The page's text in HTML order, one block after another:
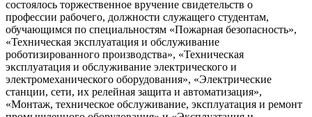
состоялось торжественное вручение свидетельств о
профессии рабочего, должности служащего студентам,
обучающимся по специальностям «Пожарная безопасность»,
«Техническая эксплуатация и обслуживание
роботизированного производства», «Техническая
эксплуатация и обслуживание электрического и
электромеханического оборудования», «Электрические
станции, сети, их релейная защита и автоматизация»,
«Монтаж, техническое обслуживание, эксплуатация и ремонт